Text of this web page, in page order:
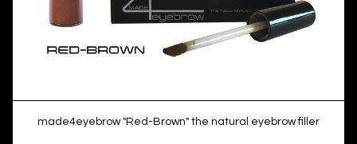
made4eyebrow "Red-Brown" the natural eyebrow filler